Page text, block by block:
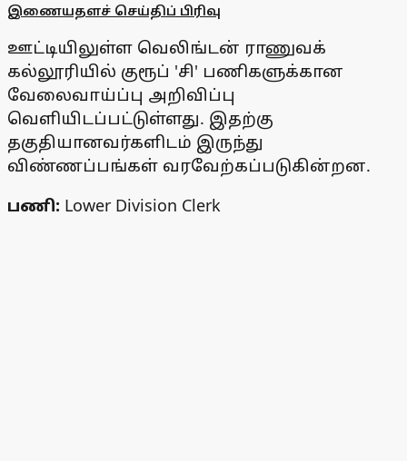
இணையதளச் செய்திப் பிரிவு
ஊட்டியிலுள்ள வெலிங்டன் ராணுவக்
கல்லூரியில் குரூப் 'சி' பணிகளுக்கான
வேலைவாய்ப்பு அறிவிப்பு
வெளியிடப்பட்டுள்ளது. இதற்கு
தகுதியானவர்களிடம் இருந்து
விண்ணப்பங்கள் வரவேற்கப்படுகின்றன.
பணி: Lower Division Clerk